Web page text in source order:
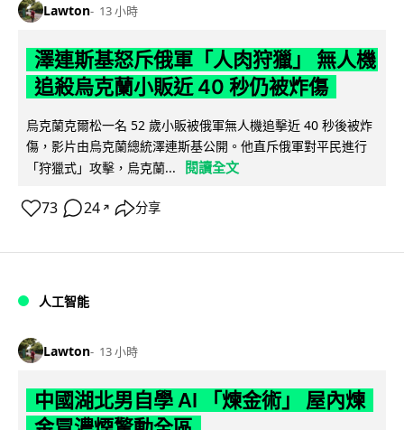
Lawton 13 小時
澤連斯基怒斥俄軍「人肉狩獵」 無人機
追殺烏克蘭小販近 40 秒仍被炸傷
烏克蘭克爾松一名 52 歲小販被俄軍無人機追擊近 40 秒後被炸
傷，影片由烏克蘭總統澤連斯基公開。他直斥俄軍對平民進行
「狩獵式」攻擊，烏克蘭...
閱讀全文
73 24 ↗ 分享
人工智能
Lawton 13 小時
中國湖北男自學 AI 「煉金術」 屋內煉